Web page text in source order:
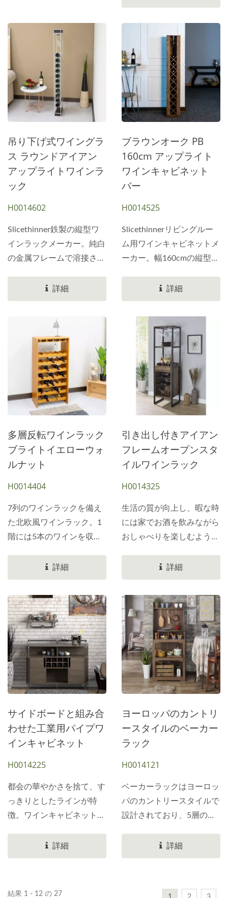
荷量基準を容易にするため
に、梱包の長さを節約しま
す。さまざまなワインキャ
ビネット製品。お問い合わ
せへようこそ。
ります。グリッドの上に長
さ31.8cmのオープンラミ
はガラスドアフレームPB
アセンブリボードを使用し
ています。63.5...
深さ40.0cmで、ほとんど
の赤ワインボトルを収納で
きます。11.5cm×11.5cmの
ワイン収納スペースには9
つのセルがあります。真上
に1つあります。
37.6×38.5×31.4cmのPBプ
ラットフォーム。逆さまの
赤ワイングラスが付いた3
つの電気メッキハードウェ
アがあります。左側には3
い。左右に動くように黒い
化ガラスは波紋のような形
状をしています。様々な色
お問い合わせください。
吊り下げ式ワイングラ
ス ラウンドアイアン
アップライトワインラ
ック
H0014602
Slicethinner鉄製の縦型ワ
インラックメーカー。純白
の金属フレームで溶接され
トルは斜めに逆さまに収納
されます。前面の大きい方
の円を入れ、円が少ない方
の赤ワインボトルは後ろに
挟みます。高さ160cmで最
大11本の赤ワインボトルを
収納できます。上部には銀
メッキのワイングラスホル
ダーが取り付けられてお
り、赤ワインボトルを3本
収納できます。上下にエス
プレッソ木目調のPBブロ
はパッケージに落下防止金
ンラックとワインキャビネ
ットのアイデア。お問い合
す。Slicethinner理想的な
お客様のサンプルを最短時
間で作成し、市場に販売い
たします。
詳細
ブラウンオーク PB
160cm アップライト
ワインキャビネット
バー
H0014525
Slicethinnerリビングルー
ム用ワインキャビネットメ
ーカー。幅160cmの縦型ワ
スチック合板と中密度繊維
板で作られています。ワイ
ンボトルは主に中央に十字
型に配置され、最大8本の
ワインボトルを同時に収納
できます。その上にはグラ
スを置くこともできます。
リビングルームの一人用ワ
インキャビネットのデザイ
ンに最適です。左パネルと
右パネルには、それぞれ2
枚のブラックオーク材の化
使用しています。お問い合
詳細
多層反転ワインラック
ブライトイエローウォ
ルナット
H0014404
7列のワインラックを備え
た北欧風ワインラック。1
階には5本のワインを収納
収納できます。すっきりと
した配置は一目瞭然です。
棚の仕切りラックで、1本
ずつ収納するスペースを分
けることができます。ワイ
ン生産者とワイン愛好家を
尊重する心を持ち、ワイン
を愛するお客様に最高のワ
イン保管環境を提供するこ
とに常にこだわります。上
質なワインをグラス一杯ず
つ、最高の状態でその風味
切に保管しましょう。 デ
インラックのボードは
MDFと両面ヒノキ材で作
ザー、エッジシーリング加
詳細
引き出し付きアイアン
フレームオープンスタ
イルワインラック
H0014325
生活の質が向上し、暇な時
には家でお酒を飲みながら
おしゃべりを楽しむように
ない心配は無用。ただ、ワ
インを保管するスペースが
足りないことが心配です。
雑貨を便利に収納するため
に、ダイニングテーブルの
横にサイドキャビネットを
設置しました。このワイン
キャビネットは複数の機能
を同時に使えるので、必要
な時に便利です。 このワ
インキャビネットには耐震
す。引き出しが1つあり、
したワインは、横置きで保
管するのが最適です。大量
触させてコルクの湿気を保
詳細
サイドボードと組み合
わせた工業用パイプワ
インキャビネット
H0014225
都会の華やかさを捨て、す
っきりとしたラインが特
徴。ワインキャビネットと
の雰囲気を醸し出していま
す。 オープンスペースの
詳細
ヨーロッパのカントリ
ースタイルのベーカー
ラック
H0014121
ベーカーラックはヨーロッ
パのカントリースタイルで
設計されており、5層のオ
イドパネルは流線型になっ
ているため、収納ラックの
詳細
結果 1 - 12 の 27